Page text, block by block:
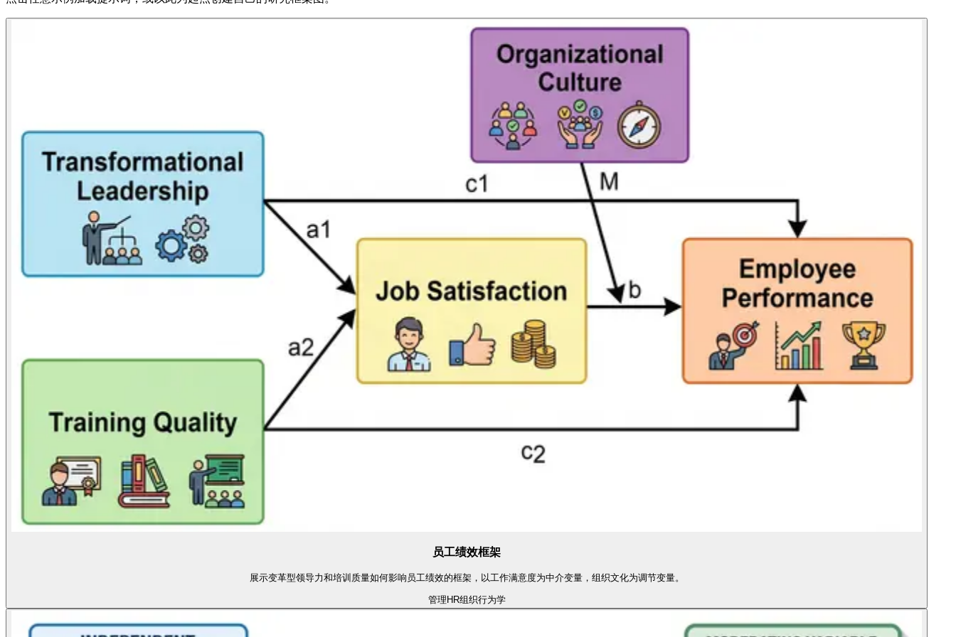
员工绩效框架
展示变革型领导力和培训质量如何影响员工绩效的框架，以工作满意度为中介变量，组织文化为调节变量。
管理 HR组织行为学